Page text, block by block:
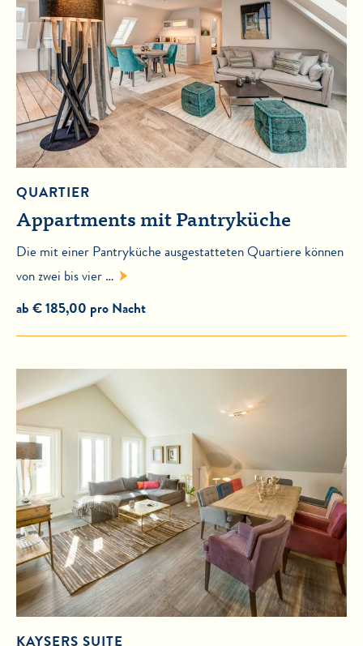
QUARTIER
Appartments mit Pantryküche
Die mit einer Pantryküche ausgestatteten Quartiere können
von zwei bis vier …
ab € 185,00 pro Nacht
KAYSERS SUITE